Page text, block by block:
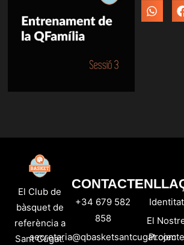
El Club de
bàsquet de
referència a
Sant Cugat.
CONTACTE
+34 679 582
858
secretaria@qbasketsantcugat.com
Identitat
El
Projecte